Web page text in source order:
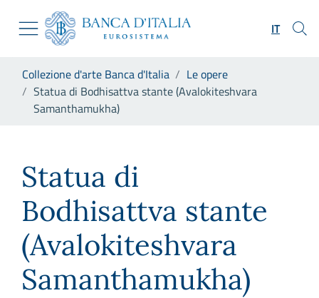
Skip to Main Content
Vai al sito istituzionale
Vai al menu di navigazione
Vai alla ricerca
Vai al footer
IT
Collezione d'arte Banca d'Italia
Le opere
Statua di Bodhisattva stante (Avalokiteshvara
Samanthamukha)
Statua di
Bodhisattva stante
(Avalokiteshvara
Samanthamukha)